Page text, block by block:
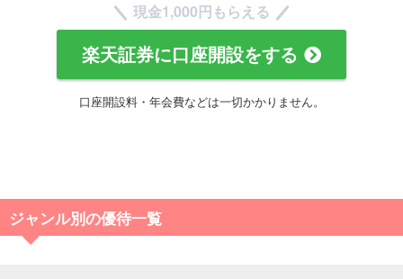
現金1,000円もらえる
楽天証券に口座開設をする
口座開設料・年会費などは一切かかりません。
ジャンル別の優待一覧